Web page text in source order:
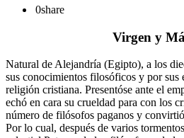
0share
Virgen y
Natural de Alejandría (Egipto), a los
sus conocimientos filosóficos y por sus
religión cristiana. Presentóse ante el
echó en cara su crueldad para con los
número de filósofos paganos y
Por lo cual, después de varios